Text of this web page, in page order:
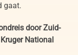
gaat.
door Zuid-
National